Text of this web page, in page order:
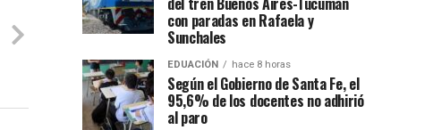
con paradas en Rafaela y
Sunchales
EDUACIÓN hace 8 horas
Según el Gobierno de Santa Fe, el
95,6% de los docentes no adhirió
al paro